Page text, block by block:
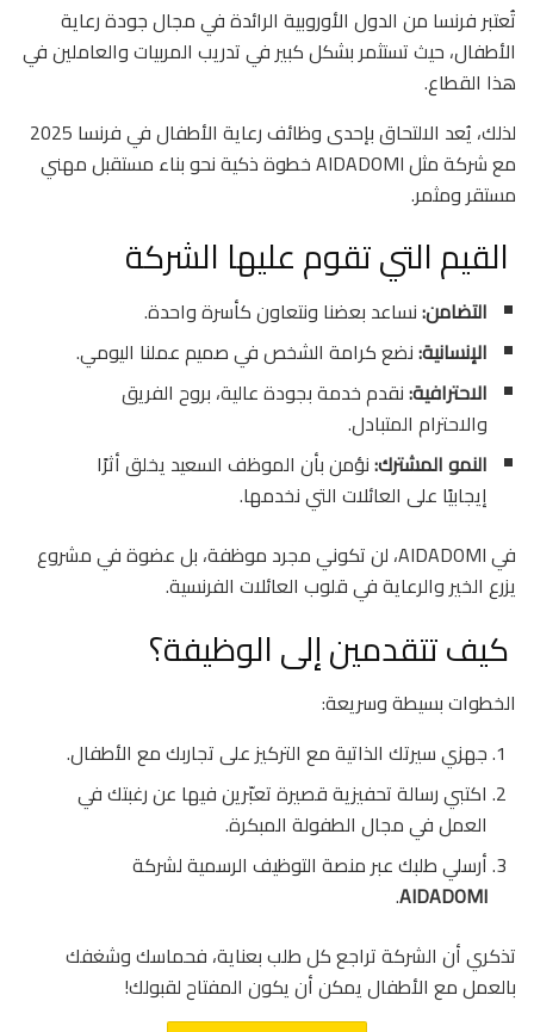
تُعتبر فرنسا من الدول الأوروبية الرائدة في مجال جودة رعاية
الأطفال، حيث تستثمر بشكل كبير في تدريب المربيات والعاملين في
هذا القطاع.
لذلك، يُعد الالتحاق بإحدى وظائف رعاية الأطفال في فرنسا 2025
مع شركة مثل AIDADOMI خطوة ذكية نحو بناء مستقبل مهني
مستقر ومثمر.
القيم التي تقوم عليها الشركة
التضامن:نساعد بعضنا ونتعاون كأسرة واحدة.
الإنسانية:نضع كرامة الشخص في صميم عملنا اليومي.
الاحترافية:نقدم خدمة بجودة عالية، بروح الفريق
والاحترام المتبادل.
النمو المشترك:نؤمن بأن الموظف السعيد يخلق أثرًا
إيجابيًا على العائلات التي نخدمها.
في AIDADOMI، لن تكوني مجرد موظفة، بل عضوة في مشروع
يزرع الخير والرعاية في قلوب العائلات الفرنسية.
كيف تتقدمين إلى الوظيفة؟
الخطوات بسيطة وسريعة:
جهزي سيرتك الذاتية مع التركيز على تجاربك مع الأطفال.
اكتبي رسالة تحفيزية قصيرة تعبّرين فيها عن رغبتك في
العمل في مجال الطفولة المبكرة.
أرسلي طلبك عبر منصة التوظيف الرسمية لشركة
AIDADOMI
.
تذكري أن الشركة تراجع كل طلب بعناية، فحماسك وشغفك
بالعمل مع الأطفال يمكن أن يكون المفتاح لقبولك!